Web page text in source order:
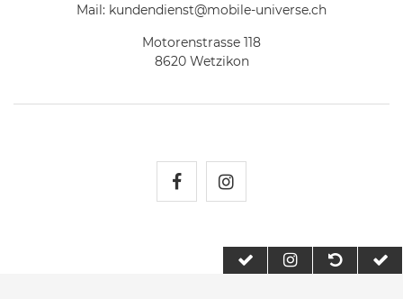
Mail: kundendienst@mobile-universe.ch
Motorenstrasse 118
8620 Wetzikon